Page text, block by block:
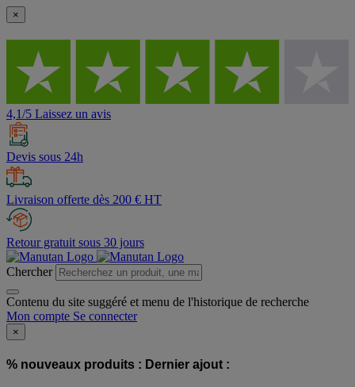
×
4,1/5 Laissez un avis
Devis sous 24h
Livraison offerte dès 200 € HT
Retour gratuit sous 30 jours
Chercher
Contenu du site suggéré et menu de l'historique de recherche
Mon compte Se connecter
×
% nouveaux produits : Dernier ajout :